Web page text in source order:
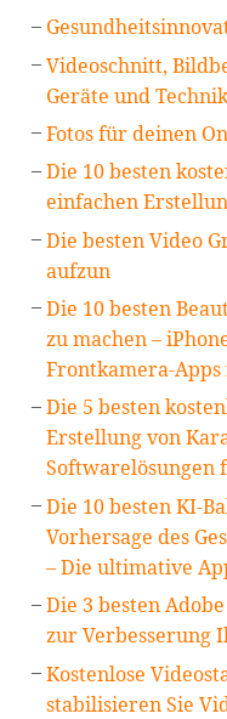
Videoschnitt,
Geräte und
Fotos für deinen
Die 10 besten
einfachen
Die besten Video
aufzun
Die 10 besten
zu machen –
Frontkamera-
Die 5 besten
Erstellung von
Softwarelösungen
Die 10 besten KI-
Vorhersage des
– Die ultimative
Die 3 besten
zur Verbesserung
Kostenlose
stabilisieren Sie